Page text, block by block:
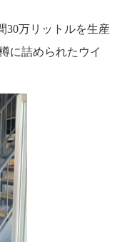
30万リットルを生産
に詰められたウイ